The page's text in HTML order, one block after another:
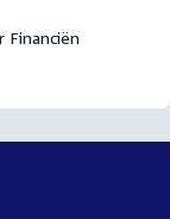
Financiën